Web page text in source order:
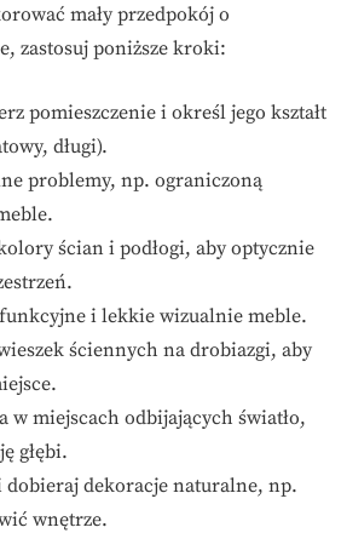
mały przedpokój o
zastosuj poniższe kroki:
pomieszczenie i określ jego kształt
długi).
problemy, np. ograniczoną
ścian i podłogi, aby optycznie
i lekkie wizualnie meble.
ściennych na drobiazgi, aby
w miejscach odbijających światło,
głębi.
dobieraj dekoracje naturalne, np.
wnętrze.